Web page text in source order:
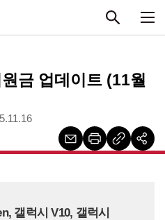
금 업데이트 (11월
갤럭시 V10, 갤럭시